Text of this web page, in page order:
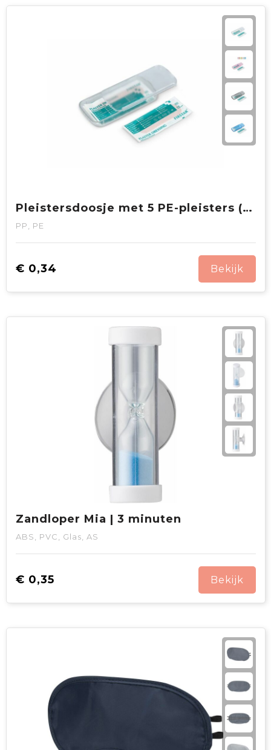
Pleistersdoosje met 5 PE-pleisters (56 × 18 mm)
PP, PE
€ 0,34 Bekijk
Zandloper Mia | 3 minuten
ABS, PVC, Glas, AS
€ 0,35 Bekijk